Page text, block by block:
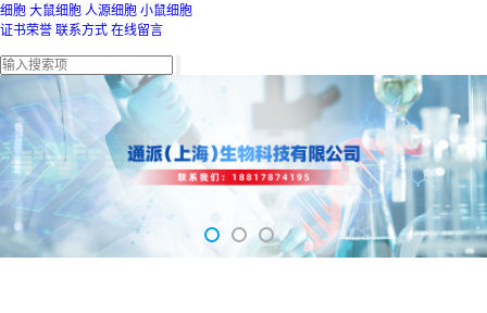
细胞 大鼠细胞 人源细胞 小鼠细胞
证书荣誉 联系方式 在线留言